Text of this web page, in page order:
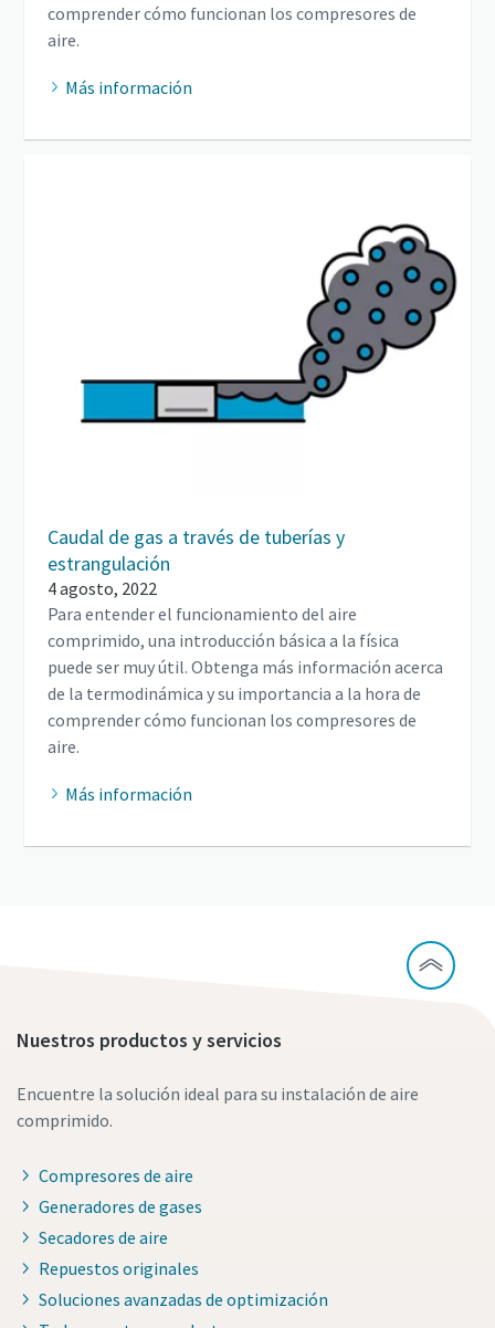
comprender cómo funcionan los compresores de
aire.
Más información
Caudal de gas a través de tuberías y
estrangulación
4 agosto, 2022
Para entender el funcionamiento del aire
comprimido, una introducción básica a la física
puede ser muy útil. Obtenga más información acerca
de la termodinámica y su importancia a la hora de
comprender cómo funcionan los compresores de
aire.
Más información
Nuestros productos y servicios
Encuentre la solución ideal para su instalación de aire
comprimido.
Compresores de aire
Generadores de gases
Secadores de aire
Repuestos originales
Soluciones avanzadas de optimización